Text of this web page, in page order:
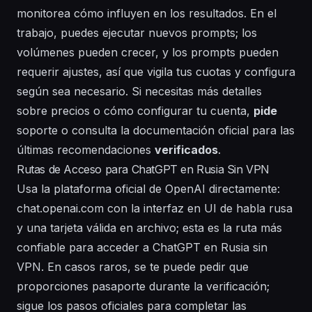
monitorea cómo influyen en los resultados. En el
trabajo, puedes ejecutar nuevos prompts; los
volúmenes pueden crecer, y los prompts pueden
requerir ajustes, así que vigila tus cuotas y configura
según sea necesario. Si necesitas más detalles
sobre precios o cómo configurar tu cuenta, pide
soporte o consulta la documentación oficial para las
últimas recomendaciones verificados.
Rutas de Acceso para ChatGPT en Rusia Sin VPN
Usa la plataforma oficial de OpenAI directamente:
chat.openai.com con la interfaz en UI de habla rusa
y una tarjeta válida en archivo; esta es la ruta más
confiable para acceder a ChatGPT en Rusia sin
VPN. En casos raros, se te puede pedir que
proporciones pasaporte durante la verificación;
sigue los pasos oficiales para completar las